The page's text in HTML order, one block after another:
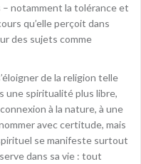
notamment la tolérance et
qu’elle perçoit dans
des sujets comme
de la religion telle
une spiritualité plus libre,
à la nature, à une
avec certitude, mais
se manifeste surtout
dans sa vie : tout